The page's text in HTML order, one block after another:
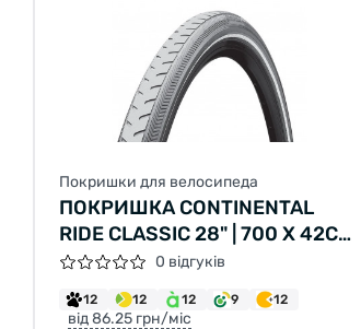
Покришки для велосипеда
ПОКРИШКА CONTINENTAL
RIDE CLASSIC 28" | 700 X 42C
(40C) | 28 X 1.60 СІРА, НЕ
СКЛАДНА
0 відгуків
12 12 12 9 12
від 86.25 грн/міс